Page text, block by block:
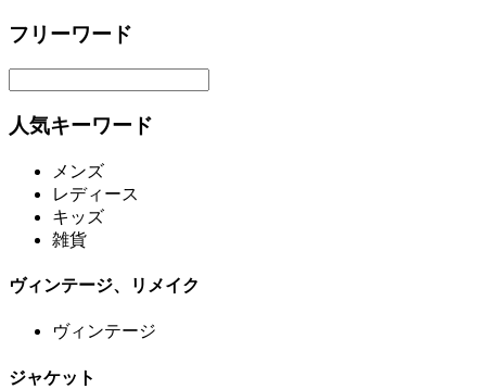
フリーワード
人気キーワード
メンズ
レディース
キッズ
雑貨
ヴィンテージ、リメイク
ヴィンテージ
ジャケット